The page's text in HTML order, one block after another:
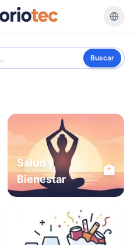
Buscar
Salud y
Bienestar
🏥